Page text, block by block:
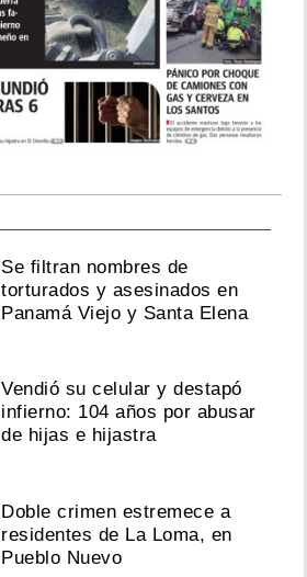
Se filtran nombres de
torturados y asesinados en
Panamá Viejo y Santa Elena
Vendió su celular y destapó
infierno: 104 años por abusar
de hijas e hijastra
Doble crimen estremece a
residentes de La Loma, en
Pueblo Nuevo